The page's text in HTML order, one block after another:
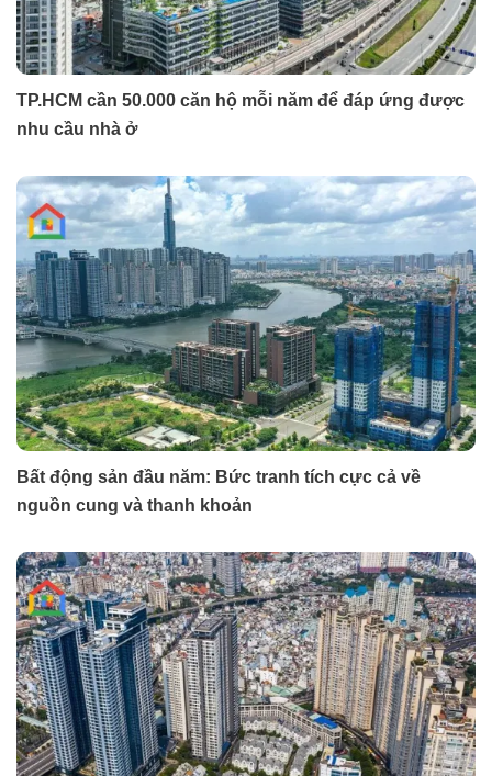
TP.HCM cần 50.000 căn hộ mỗi năm để đáp ứng được
nhu cầu nhà ở
Bất động sản đầu năm: Bức tranh tích cực cả về
nguồn cung và thanh khoản